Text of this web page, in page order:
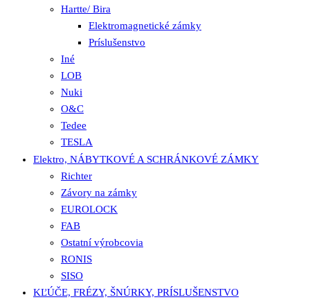
Hartte/ Bira
Elektromagnetické zámky
Príslušenstvo
Iné
LOB
Nuki
O&C
Tedee
TESLA
Elektro, NÁBYTKOVÉ A SCHRÁNKOVÉ ZÁMKY
Richter
Závory na zámky
EUROLOCK
FAB
Ostatní výrobcovia
RONIS
SISO
KĽÚČE, FRÉZY, ŠNÚRKY, PRÍSLUŠENSTVO